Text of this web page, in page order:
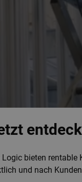
Logic bieten rentable
und nach